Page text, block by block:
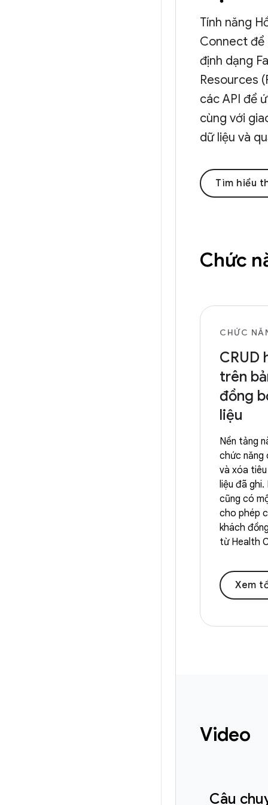
Tính năng
Connect để
định dạng
Resources
các API để
cùng với
dữ liệu và
Tìm hiểu
Chức
CHỨC
CRUD
trên
đồng
liệu
Nền tảng
chức năng
và xóa
liệu đã
cũng có
cho phép
khách
từ Health
Xem
Video
Câu